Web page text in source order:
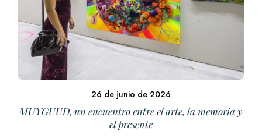
26 de junio de 2026
MUYGUUD, un encuentro entre el arte, la memoria y
el presente